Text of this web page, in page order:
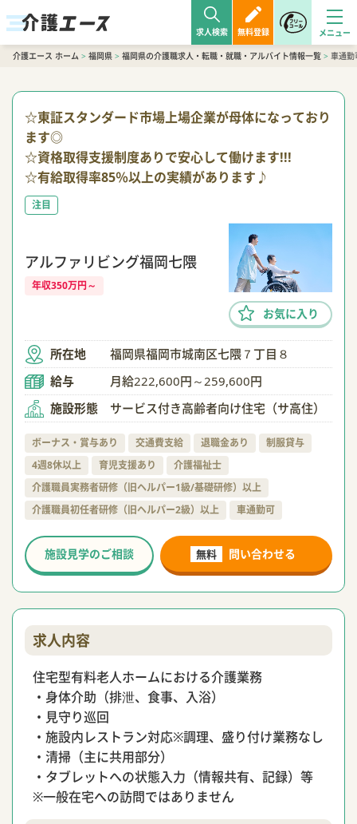
求人検索 無料登録
介護エース ホーム > 福岡県 > 福岡県の介護職求人・転職・就職・アルバイト情報一覧 > 車通勤
☆東証スタンダード市場上場企業が母体になっており
ます◎
☆資格取得支援制度ありで安心して働けます!!!
☆有給取得率85％以上の実績があります♪
注目
アルファリビング福岡七隈
年収350万円～
お気に入り
所在地
福岡県福岡市城南区七隈７丁目８
給与
月給222,600円～259,600円
施設形態
サービス付き高齢者向け住宅（サ高住）
ボーナス・賞与あり 交通費支給 退職金あり
制服貸与
4週8休以上
育児支援あり
介護福祉士
介護職員実務者研修（旧ヘルパー1級/基礎研修）以上
介護職員初任者研修（旧ヘルパー2級）以上
車通勤可
無料 問い合わせる
施設見学のご相談
求人内容
住宅型有料老人ホームにおける介護業務
・身体介助（排泄、食事、入浴）
・見守り巡回
・施設内レストラン対応※調理、盛り付け業務なし
・清掃（主に共用部分）
・タブレットへの状態入力（情報共有、記録）等
※一般在宅への訪問ではありません